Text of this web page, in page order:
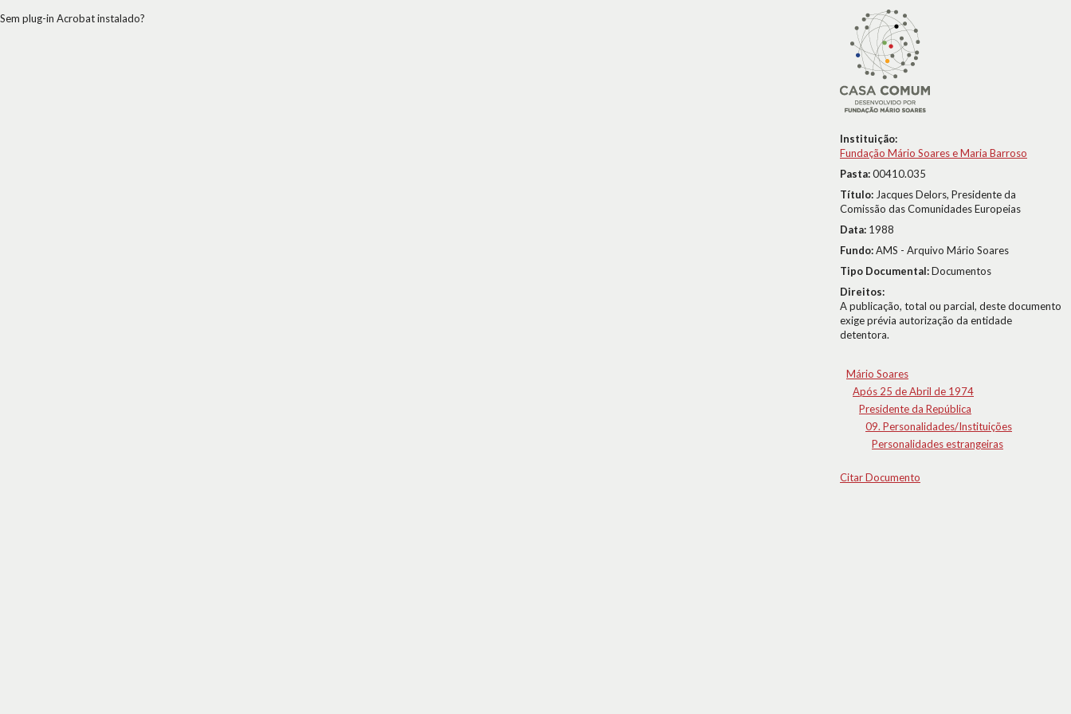
Instituição:
Fundação Mário Soares e Maria Barroso
Pasta:00410.035
Título: Jacques Delors, Presidente da
Comissão das Comunidades Europeias
Data: 1988
Fundo:AMS - Arquivo Mário Soares
Tipo Documental:Documentos
Direitos:
A publicação, total ou parcial, deste documento
exige prévia autorização da entidade
detentora.
Mário Soares
Após 25 de Abril de 1974
Presidente da República
09. Personalidades/Instituições
Personalidades estrangeiras
Citar Documento
Sem plug-in Acrobat instalado?